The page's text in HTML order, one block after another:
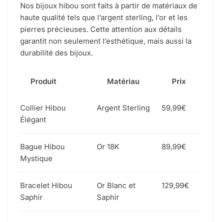
Nos bijoux hibou sont faits à partir de matériaux de
haute qualité tels que l’argent sterling, l’or et les
pierres précieuses. Cette attention aux détails
garantit non seulement l’esthétique, mais aussi la
durabilité des bijoux.
Produit Matériau Prix
Collier Hibou
Élégant
Argent Sterling 59,99€
Bague Hibou
Mystique
Or 18K 89,99€
Bracelet Hibou
Saphir
Or Blanc et
Saphir
129,99€